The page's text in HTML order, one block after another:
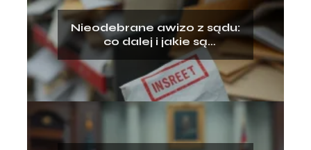
Nieodebrane awizo z sądu:
co dalej i jakie są
konsekwencje?